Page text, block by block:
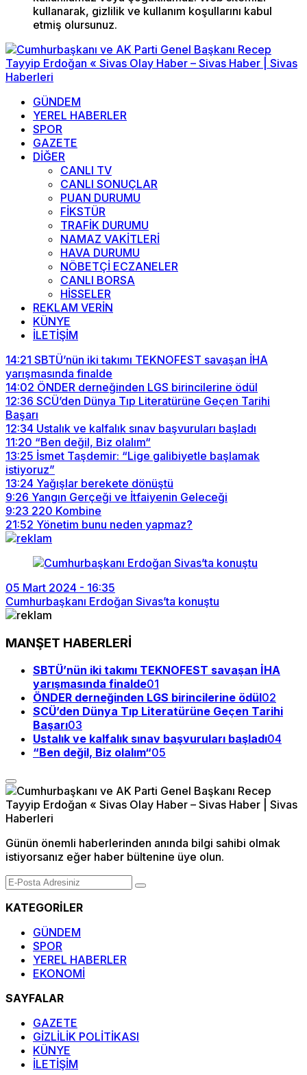
kullanarak, gizlilik ve kullanım koşullarını kabul
etmiş olursunuz.
GÜNDEM
YEREL HABERLER
SPOR
GAZETE
DİĞER
CANLI TV
CANLI SONUÇLAR
PUAN DURUMU
FİKSTÜR
TRAFİK DURUMU
NAMAZ VAKİTLERİ
HAVA DURUMU
NÖBETÇİ ECZANELER
CANLI BORSA
HİSSELER
REKLAM VERİN
KÜNYE
İLETİŞİM
14:21 SBTÜ’nün iki takımı TEKNOFEST savaşan İHA
yarışmasında finalde
14:02 ÖNDER derneğinden LGS birincilerine ödül
12:36 SCÜ’den Dünya Tıp Literatürüne Geçen Tarihi
Başarı
12:34 Ustalık ve kalfalık sınav başvuruları başladı
11:20 “Ben değil, Biz olalım“
13:25 İsmet Taşdemir: “Lige galibiyetle başlamak
istiyoruz”
13:24 Yağışlar berekete dönüştü
9:26 Yangın Gerçeği ve İtfaiyenin Geleceği
9:23 220 Kombine
21:52 Yönetim bunu neden yapmaz?
05 Mart 2024 - 16:35
Cumhurbaşkanı Erdoğan Sivas’ta konuştu
MANŞET HABERLERİ
SBTÜ’nün iki takımı TEKNOFEST savaşan İHA
yarışmasında finalde01
ÖNDER derneğinden LGS birincilerine ödül02
SCÜ’den Dünya Tıp Literatürüne Geçen Tarihi
Başarı03
Ustalık ve kalfalık sınav başvuruları başladı04
“Ben değil, Biz olalım“05
Günün önemli haberlerinden anında bilgi sahibi olmak
istiyorsanız eğer haber bültenine üye olun.
KATEGORİLER
GÜNDEM
SPOR
YEREL HABERLER
EKONOMİ
SAYFALAR
GAZETE
GİZLİLİK POLİTİKASI
KÜNYE
İLETİŞİM